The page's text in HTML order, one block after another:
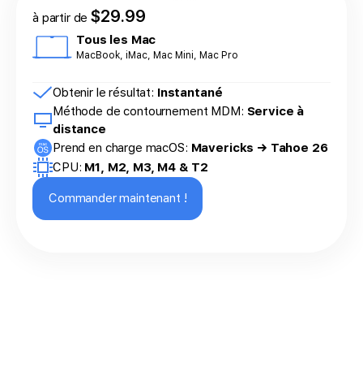
à partir de $29.99
Tous les Mac
MacBook, iMac, Mac Mini, Mac Pro
Obtenir le résultat: Instantané
Méthode de contournement MDM: Service à
distance
Prend en charge macOS: Mavericks → Tahoe 26
CPU: M1, M2, M3, M4 & T2
Commander maintenant !